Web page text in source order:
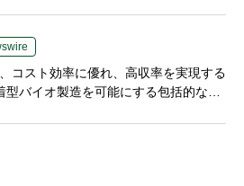
コスト効率に優れ、高収率を実現する
型バイオ製造を可能にする包括的なソ